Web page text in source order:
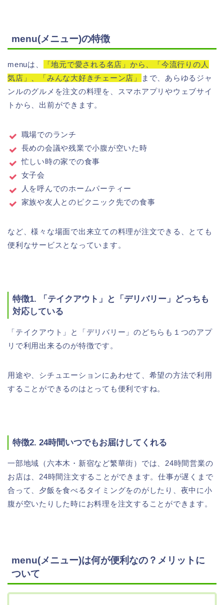
menu(メニュー)の特徴
menuは、
「地元で愛される名店」から、「今流行りの人
気店」、「みんな大好きチェーン店」
まで、あらゆるジャ
ンルのグルメを注文の料理を、スマホアプリやウェブサイ
トから、出前ができます。
職場でのランチ
長めの会議や残業で小腹が空いた時
忙しい時の家での食事
女子会
人を呼んでのホームパーティー
家族や友人とのピクニック先での食事
など、様々な場面で出来立ての料理が注文できる、とても
便利なサービスとなっています。
特徴1. 「テイクアウト」と「デリバリー」どっちも
対応している
「テイクアウト」と「デリバリー」のどちらも１つのアプ
リで利用出来るのが特徴です。
用途や、シチュエーションにあわせて、希望の方法で利用
することができるのはとっても便利ですね。
特徴2. 24時間いつでもお届けしてくれる
一部地域（六本木・新宿など繁華街）では、24時間営業の
お店は、24時間注文することができます。仕事が遅くまで
合って、夕飯を食べるタイミングをのがしたり、夜中に小
腹が空いたりした時にお料理を注文することができます。
menu(メニュー)は何が便利なの？メリットに
ついて